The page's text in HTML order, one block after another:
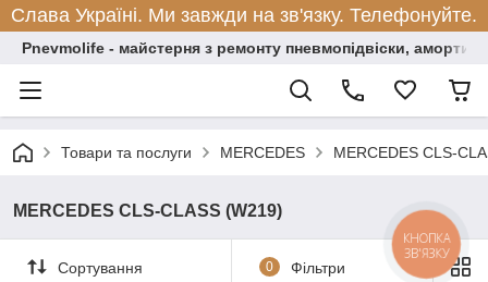
Слава Україні. Ми завжди на зв'язку. Телефонуйте.
Pnevmolife - майстерня з ремонту пневмопідвіски,
Товари та послуги MERCEDES MERCEDES CLS-
MERCEDES CLS-CLASS (W219)
Сортування 0 Фільтри
КНОПКА
ЗВ'ЯЗКУ